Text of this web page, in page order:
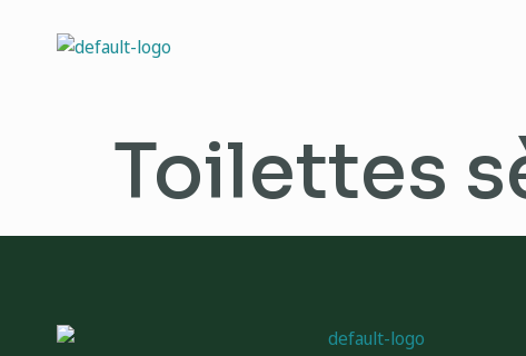
Toilettes